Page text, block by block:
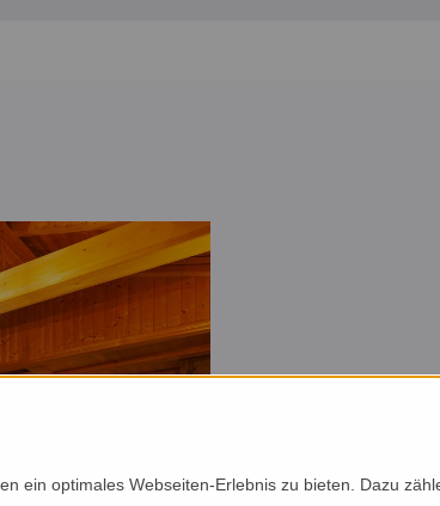
ein optimales Webseiten-Erlebnis zu bieten. Dazu